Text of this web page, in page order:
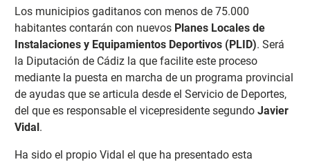
Los municipios gaditanos con menos de 75.000
habitantes contarán con nuevos Planes Locales de
Instalaciones y Equipamientos Deportivos (PLID). Será
la Diputación de Cádiz la que facilite este proceso
mediante la puesta en marcha de un programa provincial
de ayudas que se articula desde el Servicio de Deportes,
del que es responsable el vicepresidente segundo Javier
Vidal.
Ha sido el propio Vidal el que ha presentado esta